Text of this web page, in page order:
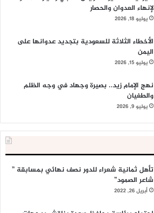
لإنهاء العدوان والحصار
يوليو 18, 2026
الأخطاء الثلاثة للسعودية بتجديد عدوانها على
اليمن
يوليو 15, 2026
نهج الإمام زيد.. بصيرة وجهاد في وجه الظلم
والطغيان
يوليو 9, 2026
تأهل ثمانية شعراء للدور نصف نهائي بمسابقة ”
شاعر الصمود”
أبريل 26, 2022